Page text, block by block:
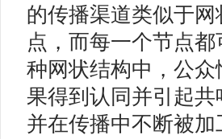
的传播渠道类似于
点，而每一个节点
种网状结构中，公
果得到认同并引起
并在传播中不断被